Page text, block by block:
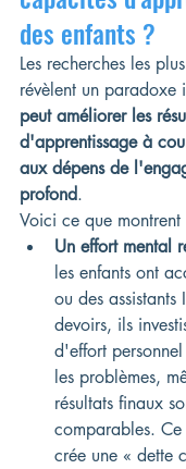
des enfants ?
Les recherches les
révèlent un paradoxe
peut améliorer les
d'apprentissage à
aux dépens de
profond.
Voici ce que montrent
Un effort mental
les enfants ont
ou des assistants
devoirs, ils
d'effort
les problèmes,
résultats finaux
comparables. Ce
crée une « dette